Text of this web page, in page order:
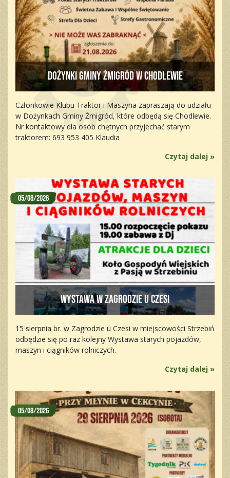
Dożynki Gminy Żmigród w Chodlewie
Członkowie Klubu Traktor i Maszyna zapraszają do udziału
w Dożynkach Gminy Żmigród, które odbędą się Chodlewie.
Nr kontaktowy dla osób chętnych przyjechać starym
traktorem: 693 953 405 Klaudia
Czytaj dalej »
Wystawa w Zagrodzie u Czesi
05/08/2026
15 sierpnia br. w Zagrodzie u Czesi w miejscowości Strzebiń
odbędzie się po raz kolejny Wystawa starych pojazdów,
maszyn i ciągników rolniczych.
Czytaj dalej »
05/08/2026